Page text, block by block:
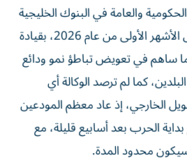
والعامة في البنوك الخليجية
ارتفعت بوتيرة قوية، خلال الأشهر الأولى من عام 2026، بقيادة
ساهم في تعويض تباطؤ نمو ودائع
كما لم ترصد الوكالة أي
الخارجي، إذ عاد معظم المودعين
الحرب بعد أسابيع قليلة، مع
سيكون محدود المدة.